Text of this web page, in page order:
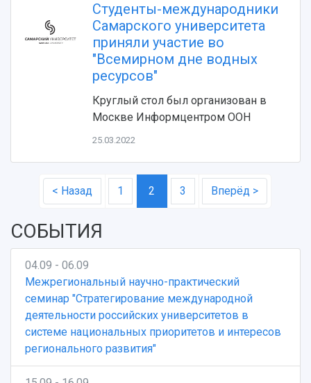
Студенты-международники
Самарского университета
приняли участие во
"Всемирном дне водных
ресурсов"
Круглый стол был организован в
Москве Информцентром ООН
25.03.2022
< Назад 1 2 3 Вперёд >
СОБЫТИЯ
04.09 - 06.09
Межрегиональный научно-практический
семинар "Стратегирование международной
деятельности российских университетов в
системе национальных приоритетов и интересов
регионального развития"